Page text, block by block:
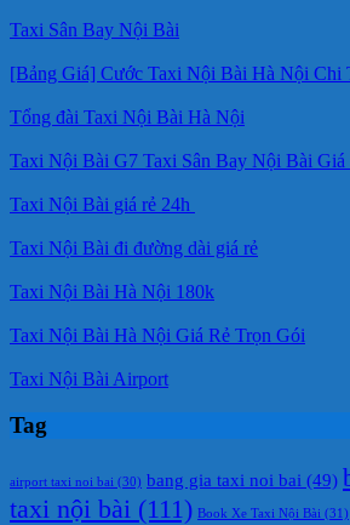
Taxi Sân Bay Nội Bài
[Bảng Giá] Cước Taxi Nội Bài Hà Nội Chi
Tổng đài Taxi Nội Bài Hà Nội
Taxi Nội Bài G7 Taxi Sân Bay Nội Bài Giá
Taxi Nội Bài giá rẻ 24h
Taxi Nội Bài đi đường dài giá rẻ
Taxi Nội Bài Hà Nội 180k
Taxi Nội Bài Hà Nội Giá Rẻ Trọn Gói
Taxi Nội Bài Airport
Tag
airport taxi noi bai (30) bang gia taxi noi bai (49)
taxi nội bài (111) Book Xe Taxi Nội Bài (31)